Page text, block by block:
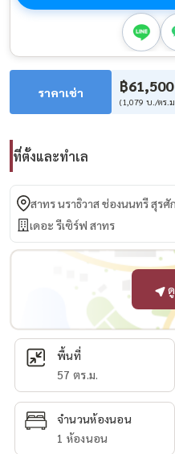
ราคาเช่า ฿61,500
(1,079 บ./ตร.
ที่ตั้งและทำเล
สาทร นราธิวาส ช่องนนทรี สุรศั
เดอะ รีเซิร์ฟ สาทร
พื้นที่
57 ตร.ม.
จำนวนห้องนอน
1 ห้องนอน